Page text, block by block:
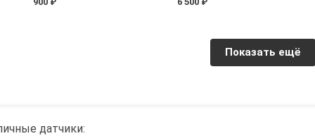
Показать ещё
датчики: